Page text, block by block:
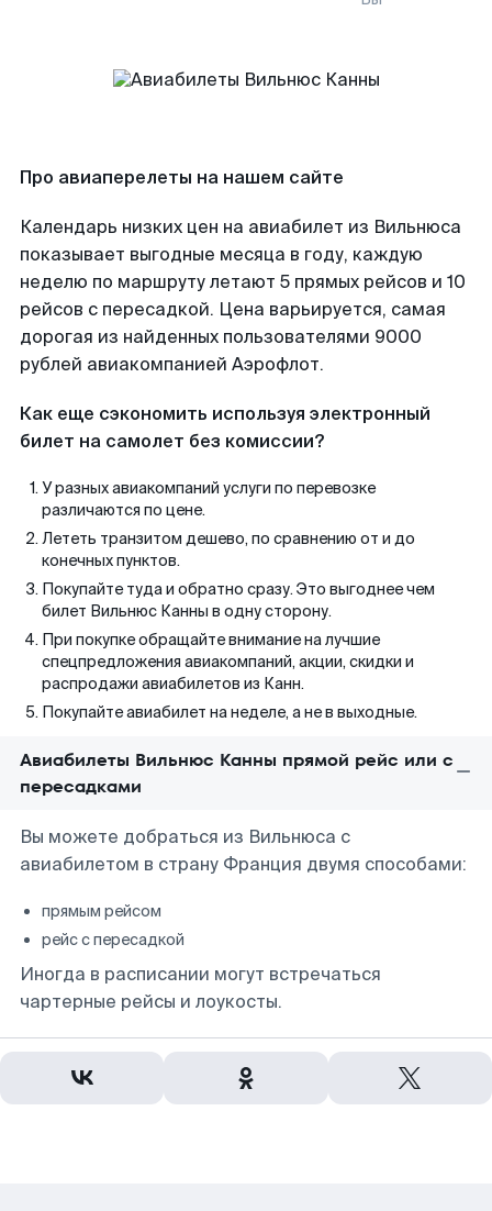
Про авиаперелеты на нашем сайте
Календарь низких цен на авиабилет из Вильнюса
показывает выгодные месяца в году, каждую
неделю по маршруту летают 5 прямых рейсов и 10
рейсов с пересадкой. Цена варьируется, самая
дорогая из найденных пользователями 9000
рублей авиакомпанией Аэрофлот.
Как еще сэкономить используя электронный
билет на самолет без комиссии?
У разных авиакомпаний услуги по перевозке
различаются по цене.
Лететь транзитом дешево, по сравнению от и до
конечных пунктов.
Покупайте туда и обратно сразу. Это выгоднее чем
билет Вильнюс Канны в одну сторону.
При покупке обращайте внимание на лучшие
спецпредложения авиакомпаний, акции, скидки и
распродажи авиабилетов из Канн.
Покупайте авиабилет на неделе, а не в выходные.
Авиабилеты Вильнюс Канны прямой рейс или с
пересадками
Вы можете добраться из Вильнюса с
авиабилетом в страну Франция двумя способами:
прямым рейсом
рейс с пересадкой
Иногда в расписании могут встречаться
чартерные рейсы и лоукосты.